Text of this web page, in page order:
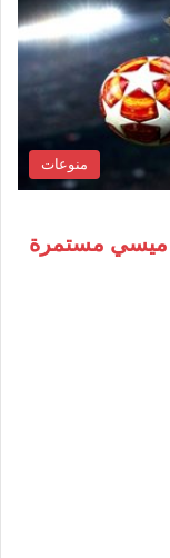
منوعات
ميسي مستمرة